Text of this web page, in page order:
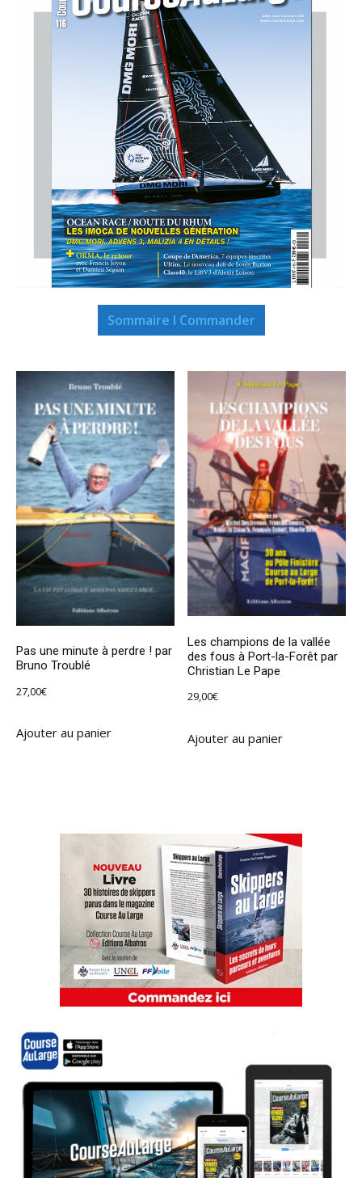
Sommaire I Commander
Pas une minute à perdre ! par
Bruno Troublé
27,00€
Ajouter au panier
Les champions de la vallée
des fous à Port-la-Forêt par
Christian Le Pape
29,00€
Ajouter au panier